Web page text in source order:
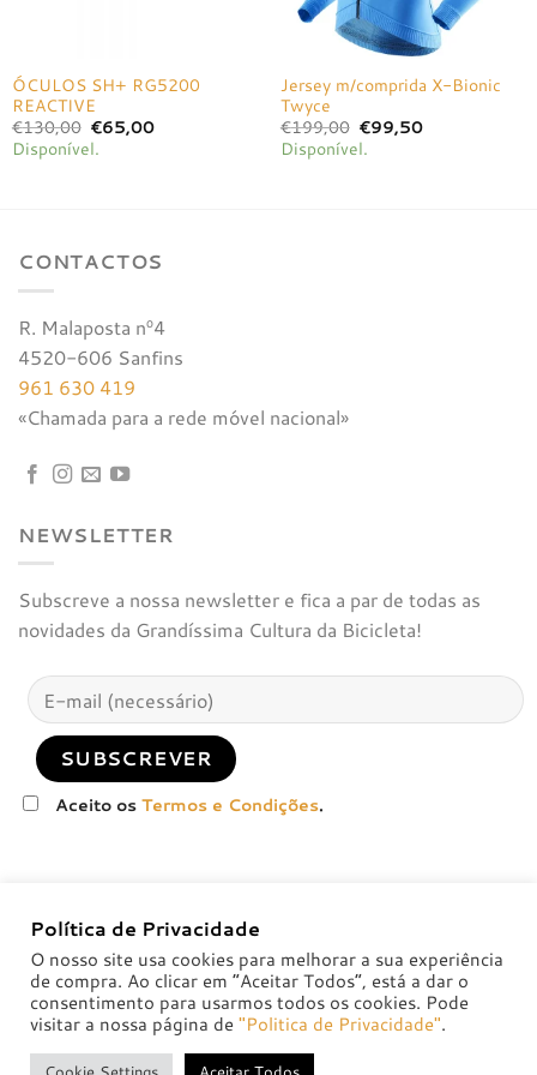
ÓCULOS SH+ RG5200
REACTIVE
€130,00 O
preço
original
€65,00O
Disponível.
Jersey m/comprida X-Bionic
Twyce
€199,00 O
preço
original
€99,50O
Disponível.
CONTACTOS
R. Malaposta nº4
4520-606 Sanfins
961 630 419
«Chamada para a rede móvel nacional»
NEWSLETTER
Subscreve a nossa newsletter e fica a par de todas as
novidades da Grandíssima Cultura da Bicicleta!
Aceito osTermos e Condições.
POLÍTICAS DE TROCA E DEVOLUÇÃO
Política de Privacidade
O nosso site usa cookies para melhorar a sua experiência
de compra. Ao clicar em “Aceitar Todos”, está a dar o
consentimento para usarmos todos os cookies. Pode
visitar a nossa página de"Politica de Privacidade".